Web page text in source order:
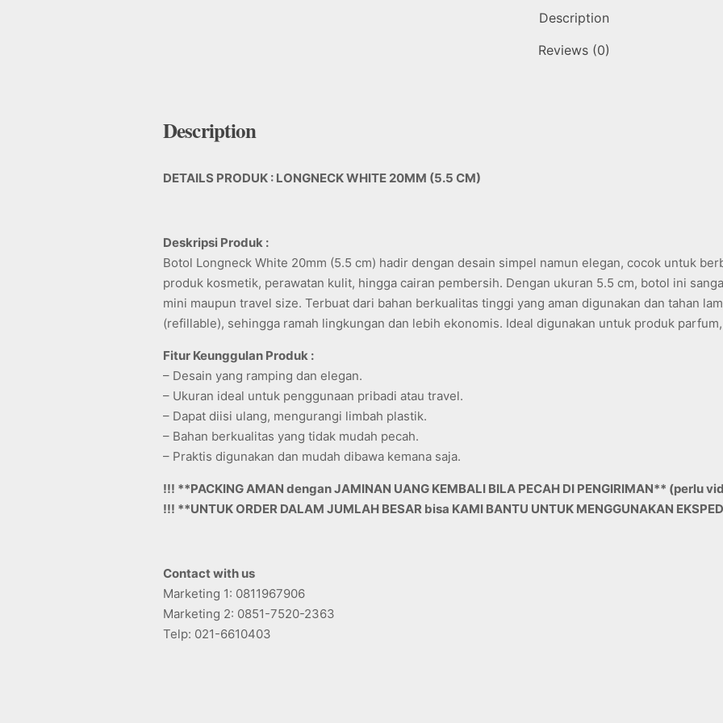
Description
Reviews (0)
Description
DETAILS PRODUK : LONGNECK WHITE 20MM (5.5 CM)
Deskripsi Produk :
Botol Longneck White 20mm (5.5 cm) hadir dengan desain simpel namun elegan, cocok untuk
produk kosmetik, perawatan kulit, hingga cairan pembersih. Dengan ukuran 5.5 cm, botol ini
mini maupun travel size. Terbuat dari bahan berkualitas tinggi yang aman digunakan dan tahan
(refillable), sehingga ramah lingkungan dan lebih ekonomis. Ideal digunakan untuk produk
Fitur Keunggulan Produk :
– Desain yang ramping dan elegan.
– Ukuran ideal untuk penggunaan pribadi atau travel.
– Dapat diisi ulang, mengurangi limbah plastik.
– Bahan berkualitas yang tidak mudah pecah.
– Praktis digunakan dan mudah dibawa kemana saja.
!!! **PACKING AMAN dengan JAMINAN UANG KEMBALI BILA PECAH DI PENGIRIMAN** (perlu
!!! **UNTUK ORDER DALAM JUMLAH BESAR bisa KAMI BANTU UNTUK MENGGUNAKAN
Contact with us
Marketing 1: 0811967906
Marketing 2: 0851-7520-2363
Telp: 021-6610403